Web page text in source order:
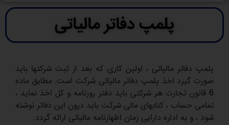
پلمپ دفاتر مالیاتی
پلمپ دفاتر مالیاتی ، اولین کاری که بعد از ثبت شرکتها باید
صورت گیرد اخذ پلمپ دفاتر مالیاتی شرکت است. مطابق ماده
6 قانون تجارت هر شرکتی باید دفتر روزنامه و کل اخذ نماید ،
تمامی حساب ، کتابهای مالی شرکت باید درون این دفاتر نوشته
شود ، و به اداره دارایی زمان اظهارنامه مالیاتی ارائه گردد.